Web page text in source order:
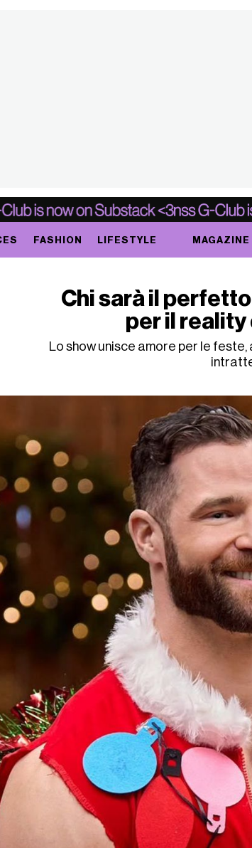
FASHION LIFESTYLE MAGAZINE
Chi sarà il
per il reality
Lo show unisce amore per le